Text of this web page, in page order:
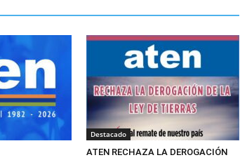
Destacado
ATEN RECHAZA LA DEROGACIÓN